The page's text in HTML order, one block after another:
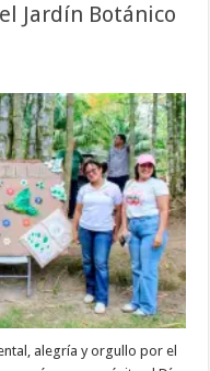
Jardín Botánico
alegría y orgullo por el